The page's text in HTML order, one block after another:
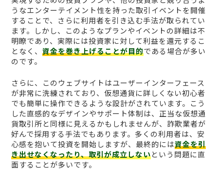
うなエンターテイメント性を持った取引イベントを開催
することで、さらに利用者を引き込む手法が取られてい
ます。しかし、このようなプランやイベントの詳細は不
明瞭であり、実際には投資家に対して利益を還元するこ
となく、 資金を巻き上げることが目的である場合が多い
のです。
さらに、このウェブサイトはユーザーインターフェース
が非常に洗練されており、仮想通貨に詳しくない初心者
でも簡単に操作できるような設計がされています。こう
した直感的なデザインやサポート体制は、正当な仮想通
貨取引所と同様に見えるかもしれませんが、詐欺業者が
好んで採用する手法でもあります。多くの利用者は、安
心感を抱いて投資を開始しますが、最終的には資金を引
き出せなくなったり、取引が成立しないという問題に直
面することが多いです。